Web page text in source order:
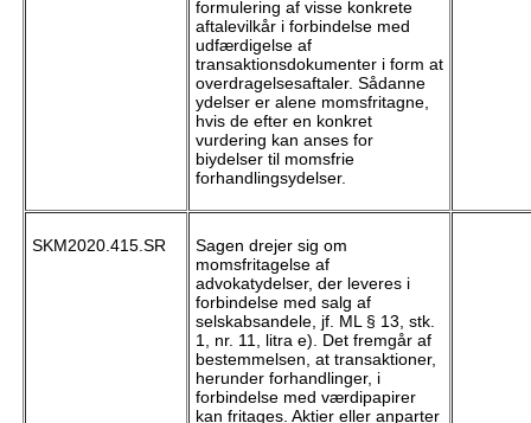
formulering af visse konkrete
aftalevilkår i forbindelse med
udfærdigelse af
transaktionsdokumenter i form at
overdragelsesaftaler. Sådanne
ydelser er alene momsfritagne,
hvis de efter en konkret
vurdering kan anses for
biydelser til momsfrie
forhandlingsydelser.
SKM2020.415.SR
Sagen drejer sig om
momsfritagelse af
advokatydelser, der leveres i
forbindelse med salg af
selskabsandele, jf. ML § 13, stk.
1, nr. 11, litra e). Det fremgår af
bestemmelsen, at transaktioner,
herunder forhandlinger, i
forbindelse med værdipapirer
kan fritages. Aktier eller anparter